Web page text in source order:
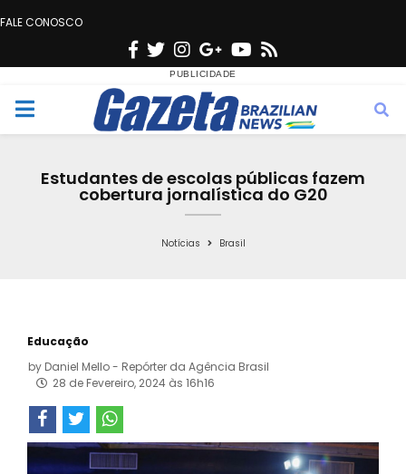
FALE CONOSCO
F
c
e
o
T
w
i
t
e
r
n
s
t
g
r
a
G
o
o
g
e
Y
u
t
b
s
M
Estudantes de escolas públicas fazem
cobertura jornalística do G20
Notícias Brasil
Educação
by Daniel Mello - Repórter da Agência Brasil
28 de Fevereiro, 2024 às 16h16